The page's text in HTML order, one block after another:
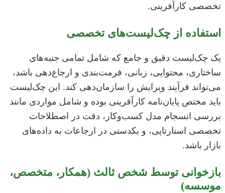
تخصصی کارآفرینی.
استفاده از چک‌لیست‌های تخصصی
یک چک‌لیست دقیق و جامع که شامل تمامی جنبه‌های
ساختاری، محتوایی، زبانی، فرمت‌بندی و ارجاع‌دهی باشد،
می‌تواند فرآیند ویرایش را سازمان‌دهی کند. این چک‌لیست
باید مختص پایان‌نامه کارآفرینی بوده و شامل مواردی مانند
بررسی انسجام مدل کسب‌وکار، دقت در اصطلاحات
تخصصی استارتاپی، و یکدستی در ارجاعات به داده‌های
بازار باشد.
بازخوانی توسط شخص ثالث (همکار، متخصص،
موسسه)